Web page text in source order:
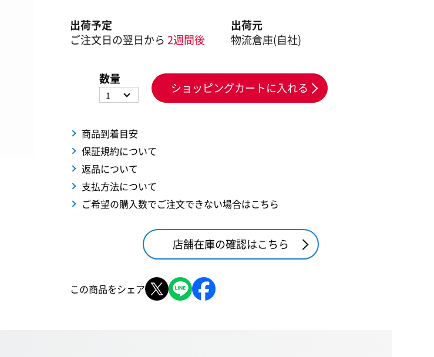
出荷予定
ご注文日の翌日から 2週間後
出荷元
物流倉庫(自社)
数量
1 ショッピングカートに入れる
商品到着目安
保証規約について
返品について
支払方法について
ご希望の購入数でご注文できない場合はこちら
店舗在庫の確認はこちら
この商品をシェア